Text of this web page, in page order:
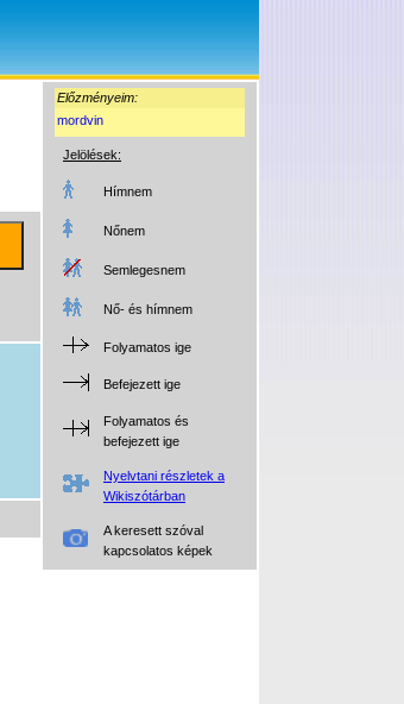
Előzményeim:
mordvin
Jelölések:
Hímnem
Nőnem
Semlegesnem
Nő- és hímnem
Folyamatos ige
Befejezett ige
Folyamatos és
befejezett ige
Nyelvtani részletek a
Wikiszótárban
A keresett szóval
kapcsolatos képek